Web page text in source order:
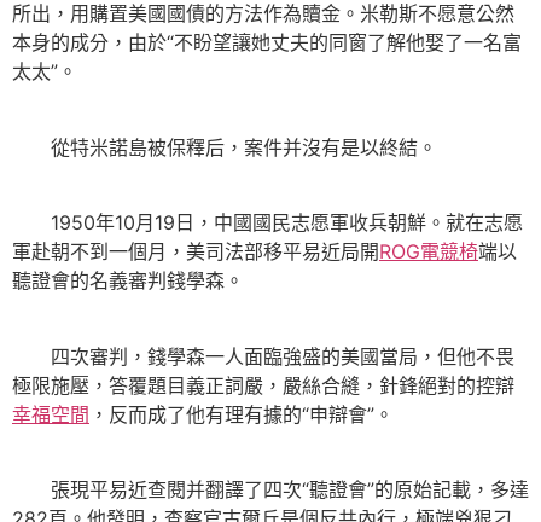
所出，用購置美國國債的方法作為贖金。米勒斯不愿意公然
本身的成分，由於“不盼望讓她丈夫的同窗了解他娶了一名富
太太”。
從特米諾島被保釋后，案件并沒有是以終結。
1950年10月19日，中國國民志愿軍收兵朝鮮。就在志愿
軍赴朝不到一個月，美司法部移平易近局開ROG電競椅端以
聽證會的名義審判錢學森。
四次審判，錢學森一人面臨強盛的美國當局，但他不畏
極限施壓，答覆題目義正詞嚴，嚴絲合縫，針鋒絕對的控辯
幸福空間 ，反而成了他有理有據的“申辯會”。
張現平易近查閱并翻譯了四次“聽證會”的原始記載，多達